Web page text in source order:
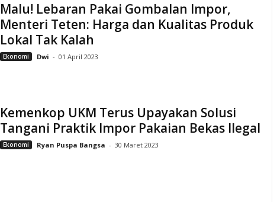
Malu! Lebaran Pakai Gombalan Impor,
Menteri Teten: Harga dan Kualitas Produk
Lokal Tak Kalah
Ekonomi Dwi - 01 April 2023
Kemenkop UKM Terus Upayakan Solusi
Tangani Praktik Impor Pakaian Bekas Ilegal
Ekonomi Ryan Puspa Bangsa - 30 Maret 2023